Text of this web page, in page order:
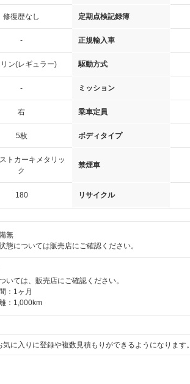
修復歴なし 定期点検記録簿
- 正規輸入車
ン(レギュラー) 駆動方式
- ミッション
右 乗車定員
5枚 ボディタイプ
トカーキメタリッ
ク
禁煙車
180 リサイクル
無
態については販売店にご確認ください。
いては、販売店にご確認ください。
：1ヶ月
：1,000km
気に入りに登録や複数見積もりができるようになります。